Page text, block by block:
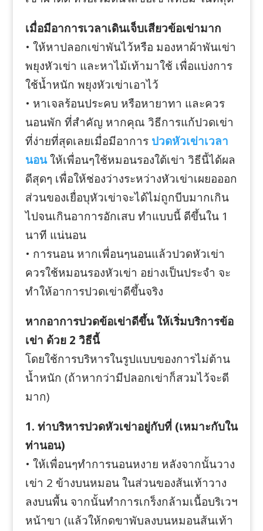
เมื่อมีอาการเวลาเดินเจ็บเสียวข้อเข่ามาก
• ให้หาปลอกเข่าพันไว้หรือ มองหาผ้าพันเข่า
พยุงหัวเข่า และหาไม้เท้ามาใช้ เพื่อแบ่งการ
ใช้น้ำหนัก พยุงหัวเข่าเอาไว้
• หาเจลร้อนประคบ หรือหายาทา และควร
นอนพัก ที่สำคัญ หากคุณ วิธีการแก้ปวดเข่า
ที่ง่ายที่สุดเลยเมื่อมีอาการ ปวดหัวเข่าเวลา
นอนให้เพื่อนๆใช้หมอนรองใต้เข่า วิธีนี้ได้ผล
ดีสุดๆ เพื่อให้ช่องว่างระหว่างหัวเข่าเผยอออก
ส่วนของเยื่อบุหัวเข่าจะได้ไม่ถูกบีบมากเกิน
ไปจนเกินอาการอักเสบ ทำแบบนี้ ดีขึ้นใน 1
นาที แน่นอน
• การนอน หากเพื่อนๆนอนแล้วปวดหัวเข่า
ควรใช้หมอนรองหัวเข่า อย่างเป็นประจำ จะ
ทำให้อาการปวดเข่าดีขึ้นจริง
หากอาการปวดข้อเข่าดีขึ้น ให้เริ่มบริการข้อ
เข่า ด้วย 2 วิธีนี้
โดยใช้การบริหารในรูปแบบของการไม่ต้าน
น้ำหนัก (ถ้าหากว่ามีปลอกเข่าก็สวมไว้จะดี
มาก)
1. ท่าบริหารปวดหัวเข่าอยู่กับที่ (เหมาะกับใน
ท่านอน)
• ให้เพื่อนๆทำการนอนหงาย หลังจากนั้นวาง
เข่า 2 ข้างบนหมอน ในส่วนของส้นเท้าวาง
ลงบนพื้น จากนั้นทำการเกร็งกล้ามเนื้อบริเวฯ
หน้าขา (แล้วให้กดขาพับลงบนหมอนส้นเท้า